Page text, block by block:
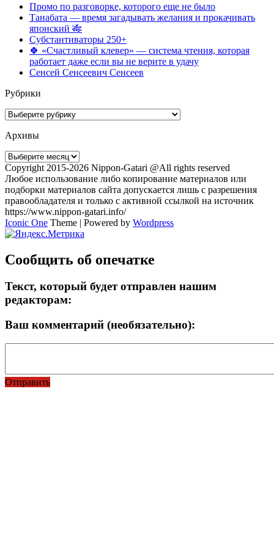
Промо по разговорке, которого еще не было
Танабата — время загадывать желания и прокачивать
японский 🎋
Субстантиваторы 250+
🍀 «Счастливый клевер» — система чтения, которая
работает даже если вы не верите в удачу
Сенсей Сенсеевич Сенсеев
Рубрики
Рубрики
Архивы
Архивы
Copyright 2015-2026 Nippon-Gatari @All rights reserved
Любое использование либо копирование материалов или
подборки материалов сайта допускается лишь с разрешения
правообладателя и только с активной ссылкой на источник
https://www.nippon-gatari.info/
Iconic One Theme | Powered by Wordpress
Сообщить об опечатке
Текст, который будет отправлен нашим
редакторам:
Ваш комментарий (необязательно):
Отправить